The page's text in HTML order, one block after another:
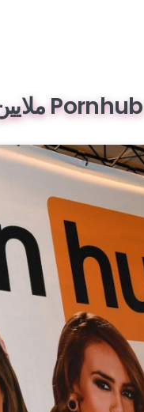
Pornhub ملايين الضحايا لموقع